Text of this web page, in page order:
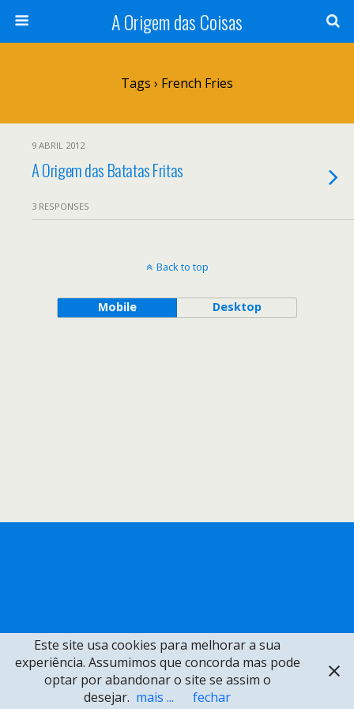
A Origem das Coisas
Tags › French Fries
9 ABRIL 2012
A Origem das Batatas Fritas
3 RESPONSES
Back to top
Mobile Desktop
Este site usa cookies para melhorar a sua
experiência. Assumimos que concorda mas pode
optar por abandonar o site se assim o
desejar. mais ... fechar